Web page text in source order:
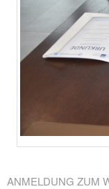
ANMELDUNG ZUM